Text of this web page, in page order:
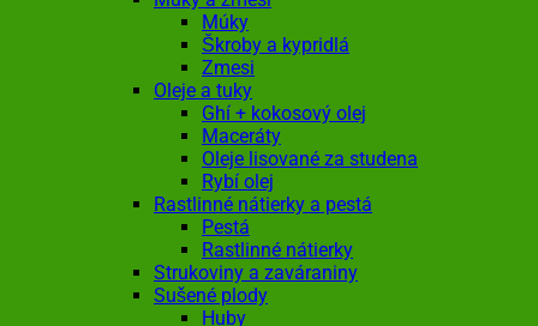
Múky
Škroby a kypridlá
Zmesi
Oleje a tuky
Ghí + kokosový olej
Maceráty
Oleje lisované za studena
Rybí olej
Rastlinné nátierky a pestá
Pestá
Rastlinné nátierky
Strukoviny a zaváraniny
Sušené plody
Huby